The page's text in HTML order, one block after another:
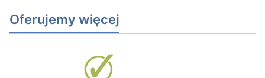
Oferujemy więcej